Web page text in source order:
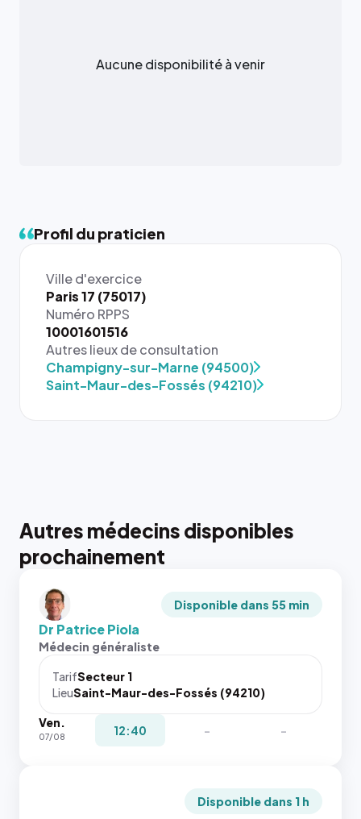
Aucune disponibilité à venir
Profil du praticien
Ville d'exercice
Paris 17 (75017)
Numéro RPPS
10001601516
Autres lieux de consultation
Champigny-sur-Marne (94500)
Saint-Maur-des-Fossés (94210)
Autres médecins disponibles
prochainement
Disponible dans 55 min
Dr Patrice Piola
Médecin généraliste
TarifSecteur 1
LieuSaint-Maur-des-Fossés (94210)
Ven.
07/08 12:40 - -
Disponible dans 1 h